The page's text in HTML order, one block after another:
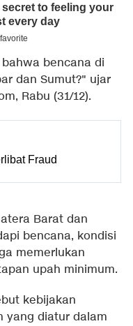
bencana di
dan Sumut?" ujar
Rabu (31/12).
Fraud
Barat dan
bencana, kondisi
memerlukan
upah minimum.
kebijakan
yang diatur dalam